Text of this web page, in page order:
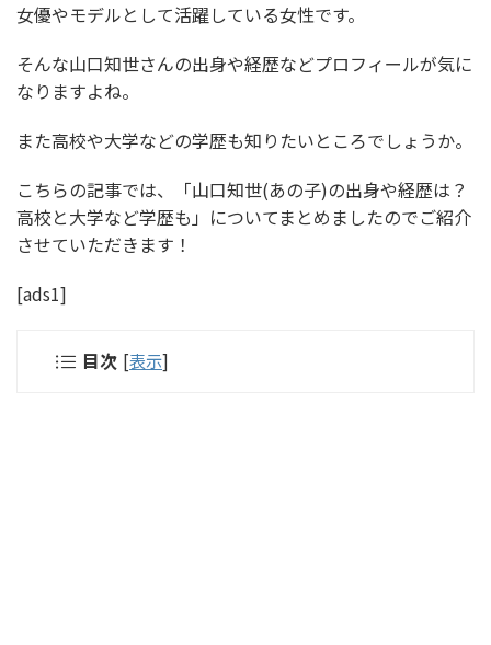
女優やモデルとして活躍している女性です。
そんな山口知世さんの出身や経歴などプロフィールが気に
なりますよね。
また高校や大学などの学歴も知りたいところでしょうか。
こちらの記事では、「山口知世(あの子)の出身や経歴は？
高校と大学など学歴も」についてまとめましたのでご紹介
させていただきます！
[ads1]
目次 [表示]